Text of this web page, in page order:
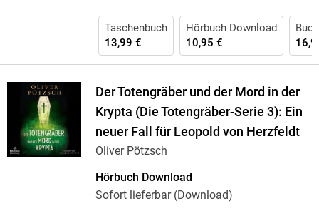
Taschenbuch
13,99 €
Hörbuch Download
10,95 €
Der Totengräber und der Mord in der
Krypta (Die Totengräber-Serie 3): Ein
neuer Fall für Leopold von Herzfeldt
Oliver Pötzsch
Hörbuch Download
Sofort lieferbar (Download)